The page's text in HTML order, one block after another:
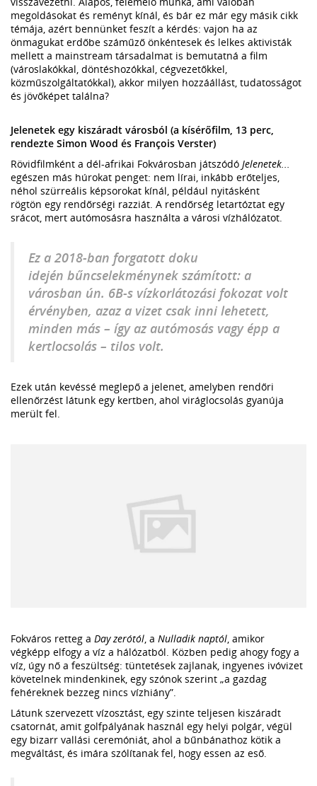
megoldásokat és reményt kínál, és bár ez már egy másik cikk
témája, azért bennünket feszít a kérdés: vajon ha az
önmagukat erdőbe száműző önkéntesek és lelkes aktivisták
mellett a mainstream társadalmat is bemutatná a film
(városlakókkal, döntéshozókkal, cégvezetőkkel,
közműszolgáltatókkal), akkor milyen hozzáállást, tudatosságot
és jövőképet találna?
Jelenetek egy kiszáradt városból (a kísérőfilm, 13 perc,
rendezte Simon Wood és François Verster)
Rövidfilmként a dél-afrikai Fokvárosban játszódó Jelenetek...
egészen más húrokat penget: nem lírai, inkább erőteljes,
néhol szürreális képsorokat kínál, például nyitásként
rögtön egy rendőrségi razziát. A rendőrség letartóztat egy
srácot, mert autómosásra használta a városi vízhálózatot.
Ez a 2018-ban forgatott doku
idején bűncselekménynek számított: a
városban ún. 6B-s vízkorlátozási fokozat volt
érvényben, azaz a vizet csak inni lehetett,
minden más – így az autómosás vagy épp a
kertlocsolás – tilos volt.
Ezek után kevéssé meglepő a jelenet, amelyben rendőri
ellenőrzést látunk egy kertben, ahol viráglocsolás gyanúja
merült fel.
Fokváros retteg a Day zerótól , a Nulladik naptól , amikor
végképp elfogy a víz a hálózatból. Közben pedig ahogy fogy a
víz, úgy nő a feszültség: tüntetések zajlanak, ingyenes ivóvizet
követelnek mindenkinek, egy szónok szerint „a gazdag
fehéreknek bezzeg nincs vízhiány”.
Látunk szervezett vízosztást, egy szinte teljesen kiszáradt
csatornát, amit golfpályának használ egy helyi polgár, végül
egy bizarr vallási ceremóniát, ahol a bűnbánathoz kötik a
megváltást, és imára szólítanak fel, hogy essen az eső.